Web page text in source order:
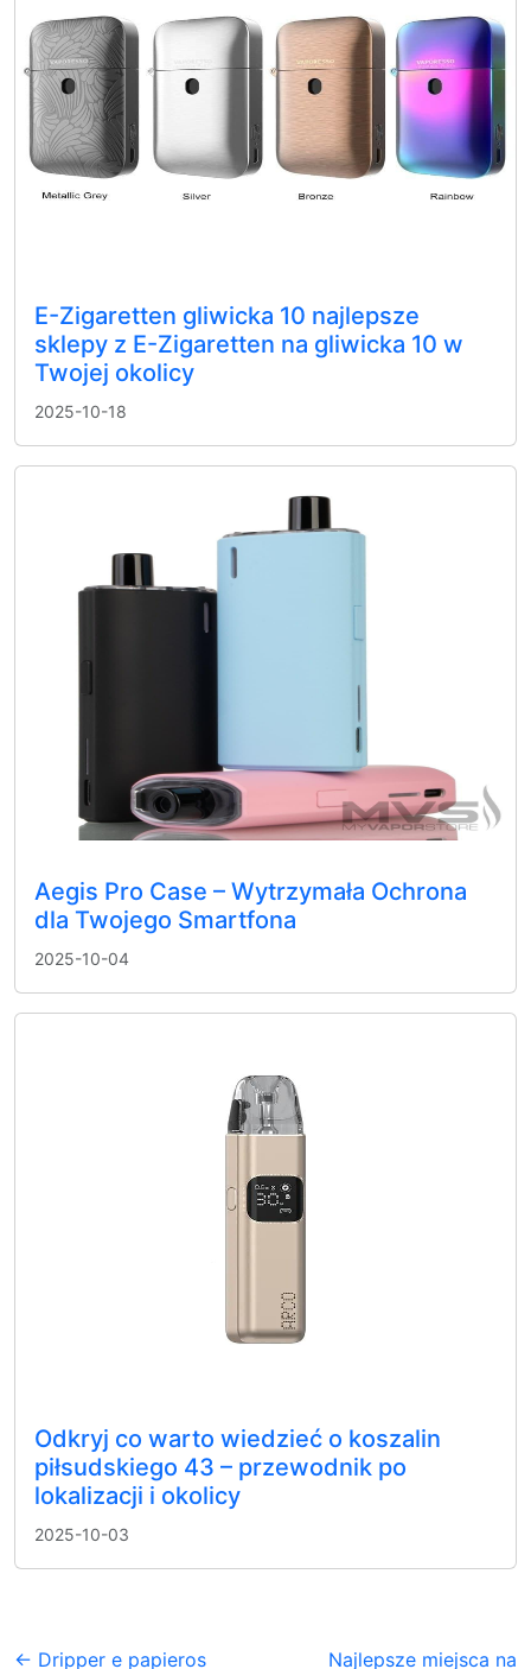
E-Zigaretten gliwicka 10 najlepsze
sklepy z E-Zigaretten na gliwicka 10 w
Twojej okolicy
2025-10-18
Aegis Pro Case – Wytrzymała Ochrona
dla Twojego Smartfona
2025-10-04
Odkryj co warto wiedzieć o koszalin
piłsudskiego 43 – przewodnik po
lokalizacji i okolicy
2025-10-03
← Dripper e papieros Najlepsze miejsca na